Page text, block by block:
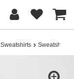
Sweatshirts Sweatshirts